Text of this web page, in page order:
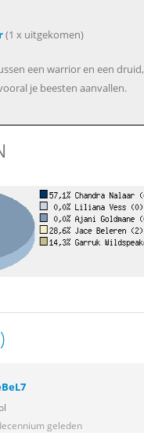
(1 x uitgekomen)
een warrior en een druid,
je beesten aanvallen.
geleden